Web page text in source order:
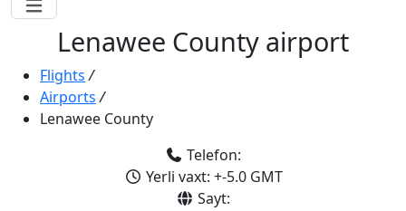
Lenawee County airport
Flights /
Airports /
Lenawee County
Telefon:
Yerli vaxt: +-5.0 GMT
Sayt: